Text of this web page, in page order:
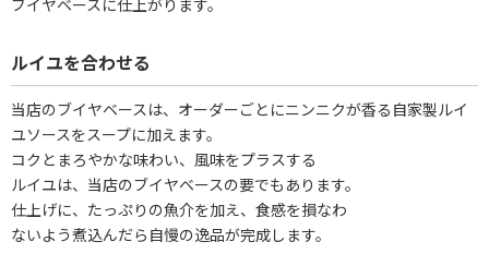
ブイヤベースに仕上がります。
ルイユを合わせる
当店のブイヤベースは、オーダーごとにニンニクが香る自家製ルイ
ユソースをスープに加えます。
コクとまろやかな味わい、風味をプラスする
ルイユは、当店のブイヤベースの要でもあります。
仕上げに、たっぷりの魚介を加え、食感を損なわ
ないよう煮込んだら自慢の逸品が完成します。